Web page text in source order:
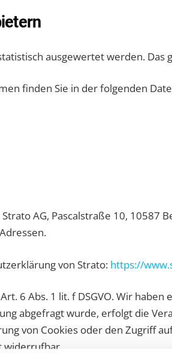
ausgewertet werden.
finden Sie in der folgenden
AG, Pascalstraße 10, 10587
von Strato: https://
6 Abs. 1 lit. f DSGVO. Wir
abgefragt wurde, erfolgt die
von Cookies oder den Zugriff
widerrufbar.